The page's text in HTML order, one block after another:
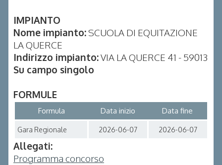
IMPIANTO
Nome impianto:SCUOLA DI EQUITAZIONE
LA QUERCE
Indirizzo impianto:VIA LA QUERCE 41 - 59013
Su campo singolo
FORMULE
Formula Data inizio Data fine
Gara Regionale 2026-06-07 2026-06-07
Allegati:
Programma concorso